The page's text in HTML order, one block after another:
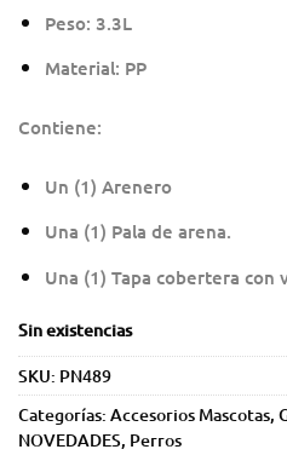
Peso: 3.3L
Material: PP
Contiene:
Un (1) Arenero
Una (1) Pala de arena.
Una (1) Tapa cobertera
Sin existencias
SKU: PN489
Categorías: Accesorios Mascotas,
NOVEDADES, Perros